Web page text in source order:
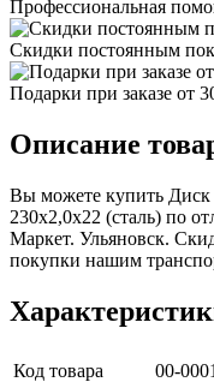
Профессиональная
Скидки постоянным
Подарки при заказе от
Описание
Вы можете купить Диск
230x2,0х22 (сталь) по
Маркет. Ульяновск.
покупки нашим
Код товара
00-